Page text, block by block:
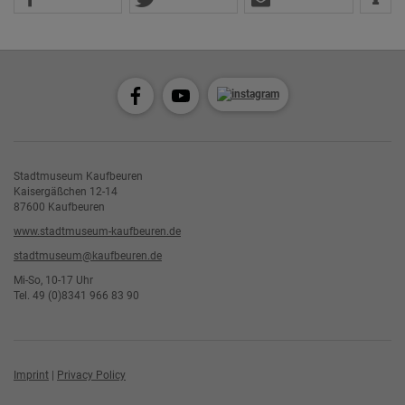
Stadtmuseum Kaufbeuren
Kaisergäßchen 12-14
87600 Kaufbeuren
www.stadtmuseum-kaufbeuren.de
stadtmuseum@kaufbeuren.de
Mi-So, 10-17 Uhr
Tel. 49 (0)8341 966 83 90
Imprint | Privacy Policy